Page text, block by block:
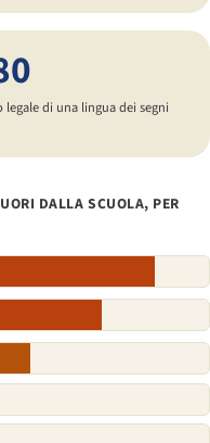
di una lingua dei segni
DALLA SCUOLA, PER